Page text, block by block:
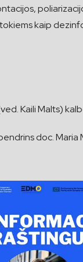
kaip
Kaili Malts)
doc.